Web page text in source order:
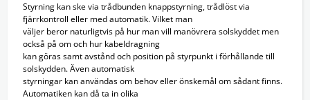
Styrning kan ske via trådbunden knappstyrning, trådlöst via
fjärrkontroll eller med automatik. Vilket man
väljer beror naturligtvis på hur man vill manövrera solskyddet men
också på om och hur kabeldragning
kan göras samt avstånd och position på styrpunkt i förhållande till
solskydden. Även automatisk
styrningar kan användas om behov eller önskemål om sådant finns.
Automatiken kan då ta in olika